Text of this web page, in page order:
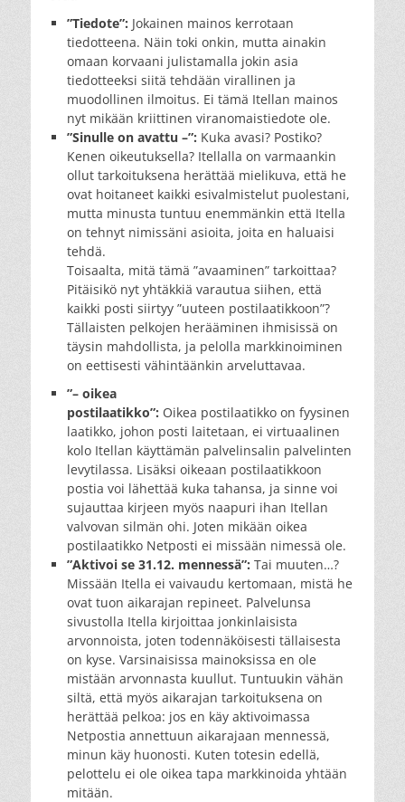
”Tiedote”: Jokainen mainos kerrotaan
tiedotteena. Näin toki onkin, mutta ainakin
omaan korvaani julistamalla jokin asia
tiedotteeksi siitä tehdään virallinen ja
muodollinen ilmoitus. Ei tämä Itellan mainos
nyt mikään kriittinen viranomaistiedote ole.
”Sinulle on avattu –”: Kuka avasi? Postiko?
Kenen oikeutuksella? Itellalla on varmaankin
ollut tarkoituksena herättää mielikuva, että he
ovat hoitaneet kaikki esivalmistelut puolestani,
mutta minusta tuntuu enemmänkin että Itella
on tehnyt nimissäni asioita, joita en haluaisi
tehdä.
Toisaalta, mitä tämä ”avaaminen” tarkoittaa?
Pitäisikö nyt yhtäkkiä varautua siihen, että
kaikki posti siirtyy ”uuteen postilaatikkoon”?
Tällaisten pelkojen herääminen ihmisissä on
täysin mahdollista, ja pelolla markkinoiminen
on eettisesti vähintäänkin arveluttavaa.
”– oikea
postilaatikko”: Oikea postilaatikko on fyysinen
laatikko, johon posti laitetaan, ei virtuaalinen
kolo Itellan käyttämän palvelinsalin palvelinten
levytilassa. Lisäksi oikeaan postilaatikkoon
postia voi lähettää kuka tahansa, ja sinne voi
sujauttaa kirjeen myös naapuri ihan Itellan
valvovan silmän ohi. Joten mikään oikea
postilaatikko Netposti ei missään nimessä ole.
”Aktivoi se 31.12. mennessä”: Tai muuten…?
Missään Itella ei vaivaudu kertomaan, mistä he
ovat tuon aikarajan repineet. Palvelunsa
sivustolla Itella kirjoittaa jonkinlaisista
arvonnoista, joten todennäköisesti tällaisesta
on kyse. Varsinaisissa mainoksissa en ole
mistään arvonnasta kuullut. Tuntuukin vähän
siltä, että myös aikarajan tarkoituksena on
herättää pelkoa: jos en käy aktivoimassa
Netpostia annettuun aikarajaan mennessä,
minun käy huonosti. Kuten totesin edellä,
pelottelu ei ole oikea tapa markkinoida yhtään
mitään.